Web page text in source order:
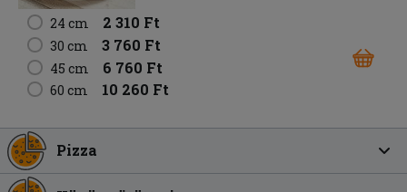
24 cm 2 310 Ft
30 cm 3 760 Ft
45 cm 6 760 Ft
60 cm 10 260 Ft
Pizza